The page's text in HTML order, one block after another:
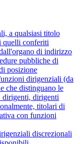
a qualsiasi titolo
quelli conferiti
di indirizzo
pubbliche di
posizione
dirigenziali (da
che distinguano le
dirigenti, dirigenti
titolari di
con funzioni
discrezionali